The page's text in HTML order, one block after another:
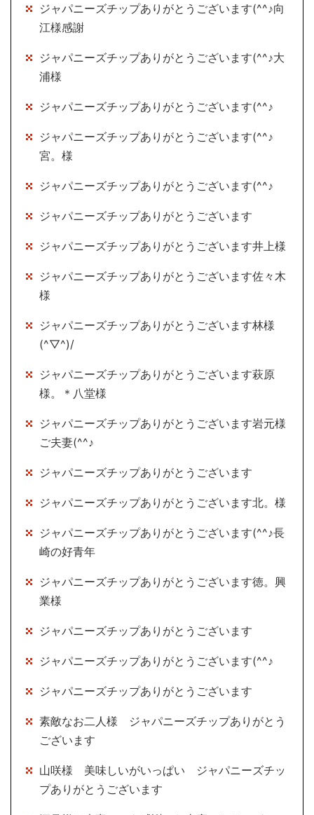
ジャパニーズチップありがとうございます(^^♪向
江様感謝
ジャパニーズチップありがとうございます(^^♪大
浦様
ジャパニーズチップありがとうございます(^^♪
ジャパニーズチップありがとうございます(^^♪
宮。様
ジャパニーズチップありがとうございます(^^♪
ジャパニーズチップありがとうございます
ジャパニーズチップありがとうございます井上様
ジャパニーズチップありがとうございます佐々木
様
ジャパニーズチップありがとうございます林様
(^▽^)/
ジャパニーズチップありがとうございます萩原
様。＊八堂様
ジャパニーズチップありがとうございます岩元様
ご夫妻(^^♪
ジャパニーズチップありがとうございます
ジャパニーズチップありがとうございます北。様
ジャパニーズチップありがとうございます(^^♪長
崎の好青年
ジャパニーズチップありがとうございます徳。興
業様
ジャパニーズチップありがとうございます
ジャパニーズチップありがとうございます(^^♪
ジャパニーズチップありがとうございます
素敵なお二人様 ジャパニーズチップありがとう
ございます
山咲様 美味しいがいっぱい ジャパニーズチッ
プありがとうございます